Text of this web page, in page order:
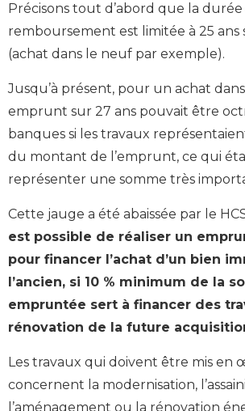
Précisons tout d’abord que la durée
remboursement est limitée à 25 ans
(achat dans le neuf par exemple).
Jusqu’à présent, pour un achat
emprunt sur 27 ans pouvait être
banques si les travaux
du montant de l’emprunt, ce qui
représenter une somme très
Cette jauge a été abaissée par le
est possible de réaliser un
pour financer l’achat d’un bien
l’ancien, si 10 % minimum de la
empruntée sert à financer des
rénovation de la future
Les travaux qui doivent être mis en
concernent la modernisation,
l’aménagement ou la rénovation